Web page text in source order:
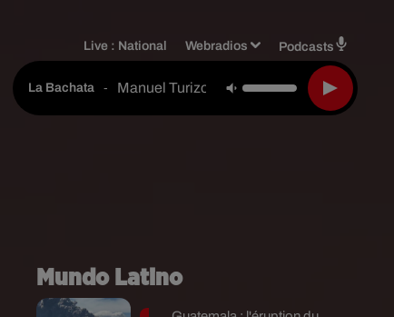
Live : National Webradios Podcasts
La Bachata - Manuel Turizo
Mundo Latino